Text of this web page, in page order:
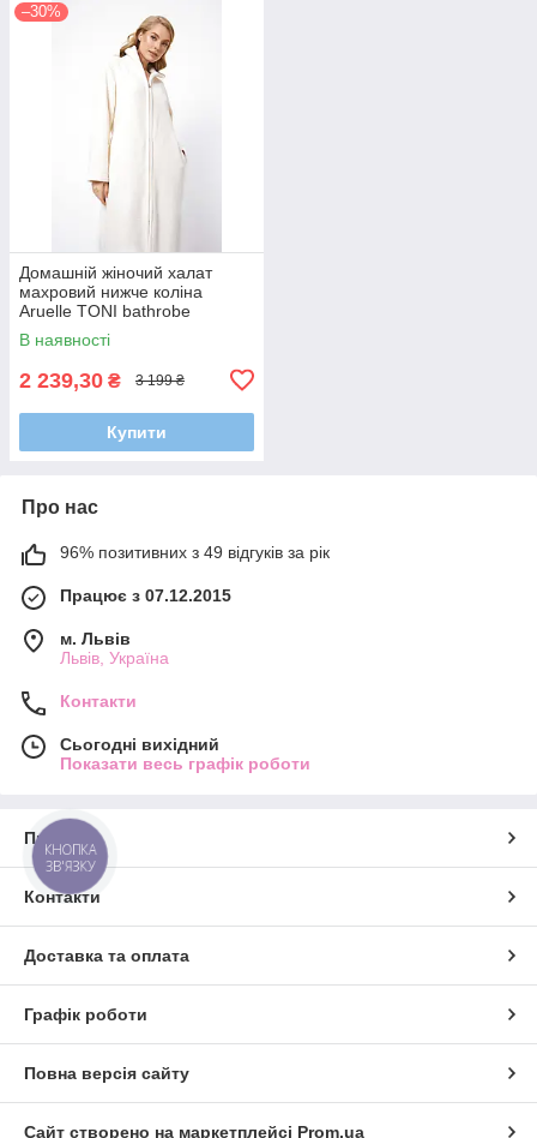
–30%
Домашній жіночий халат
махровий нижче коліна
Aruelle TONI bathrobe
closeup, Теплий стильный
халат
В наявності
2 239,30 ₴ 3 199 ₴
Купити
Про нас
96% позитивних з 49 відгуків за рік
Працює з 07.12.2015
м. Львів
Львів, Україна
Контакти
Сьогодні вихідний
Показати весь графік роботи
Про нас
Контакти
Доставка та оплата
Графік роботи
Повна версія сайту
Сайт створено на маркетплейсі Prom.ua
КНОПКА
ЗВ'ЯЗКУ